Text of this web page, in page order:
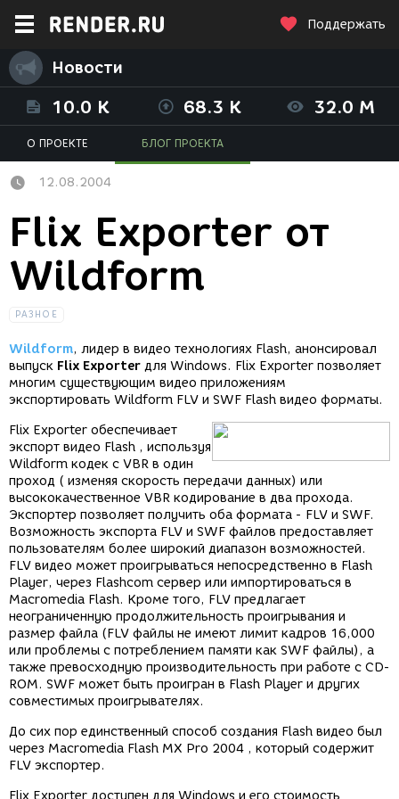
Поддержать
Новости
10.0 K 68.3 K 32.0 M
О ПРОЕКТЕ БЛОГ ПРОЕКТА
12.08.2004
Flix Exporter от
Wildform
РАЗНОЕ
Wildform, лидер в видео технологиях Flash, анонсировал
выпуск Flix Exporter для Windows. Flix Exporter позволяет
многим существующим видео приложениям
экспортировать Wildform FLV и SWF Flash видео форматы.
Flix Exporter обеспечивает
экспорт видео Flash , используя
Wildform кодек с VBR в один
проход ( изменяя скорость передачи данных) или
высококачественное VBR кодирование в два прохода.
Экспортер позволяет получить оба формата - FLV и SWF.
Возможность экспорта FLV и SWF файлов предоставляет
пользователям более широкий диапазон возможностей.
FLV видео может проигрываться непосредственно в Flash
Player, через Flashcom сервер или импортироваться в
Macromedia Flash. Кроме того, FLV предлагает
неограниченную продолжительность проигрывания и
размер файла (FLV файлы не имеют лимит кадров 16,000
или проблемы с потреблением памяти как SWF файлы), а
также превосходную производительность при работе с CD-
ROM. SWF может быть проигран в Flash Player и других
совместимых проигрывателях.
До сих пор единственный способ создания Flash видео был
через Macromedia Flash MX Pro 2004 , который содержит
FLV экспортер.